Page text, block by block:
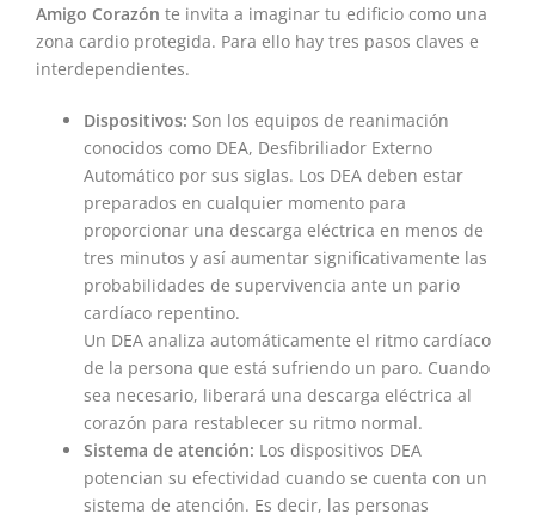
Amigo Corazón te invita a imaginar tu edificio como una
zona cardio protegida. Para ello hay tres pasos claves e
interdependientes.
Dispositivos: Son los equipos de reanimación
conocidos como DEA, Desfibriliador Externo
Automático por sus siglas. Los DEA deben estar
preparados en cualquier momento para
proporcionar una descarga eléctrica en menos de
tres minutos y así aumentar significativamente las
probabilidades de supervivencia ante un pario
cardíaco repentino.
Un DEA analiza automáticamente el ritmo cardíaco
de la persona que está sufriendo un paro. Cuando
sea necesario, liberará una descarga eléctrica al
corazón para restablecer su ritmo normal.
Sistema de atención: Los dispositivos DEA
potencian su efectividad cuando se cuenta con un
sistema de atención. Es decir, las personas